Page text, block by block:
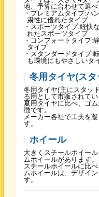
地、予算に合わせて選べ
・プレミアムタイプ:ハ
粛性に優れたタイプ
・スポーツタイプ:軽快
れたスポーツタイプ
・コンフォートタイプ:
タイプ
・スタンダードタイプ:
も環境にもやさしいタ
冬用タイヤ(ス
冬用タイヤ(主にスタッ
る用として市販されてい
夏用タイヤに比べ、ゴ
徴です。
メーカー各社で工夫を
す。
ホイール
大きくスチールホイー
ムホイールがあります。
スチールホイールに比
ムホイールは、デザイ
す。